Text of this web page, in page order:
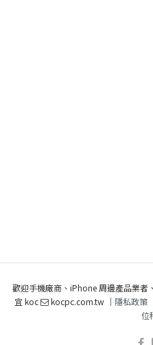
歡迎手機廠商、iPhone 周邊產品業者
宜 koc
kocpc.com.tw ｜ 隱私政策
位